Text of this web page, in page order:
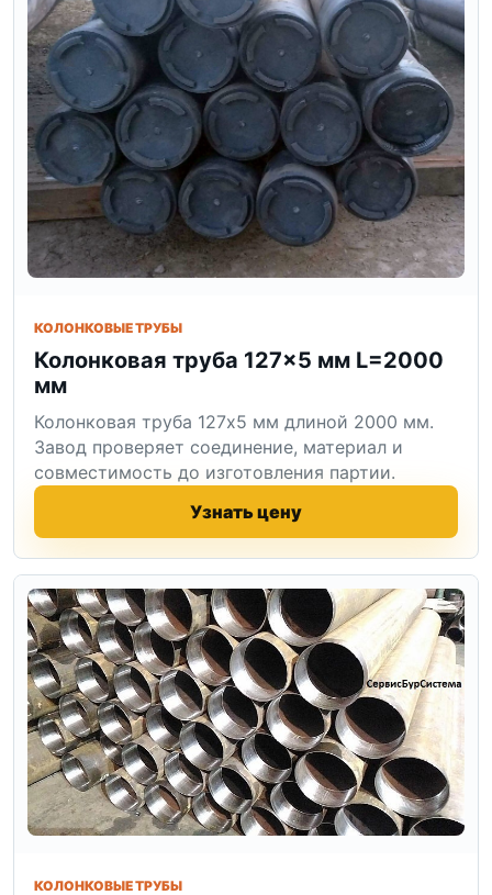
КОЛОНКОВЫЕ ТРУБЫ
Колонковая труба 127×5 мм L=2000
мм
Колонковая труба 127x5 мм длиной 2000 мм.
Завод проверяет соединение, материал и
совместимость до изготовления партии.
Узнать цену
КОЛОНКОВЫЕ ТРУБЫ